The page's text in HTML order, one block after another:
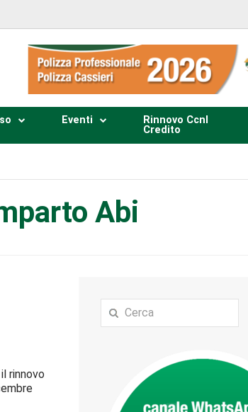
Eventi
Rinnovo Ccnl
Credito
Abi
rinnovo